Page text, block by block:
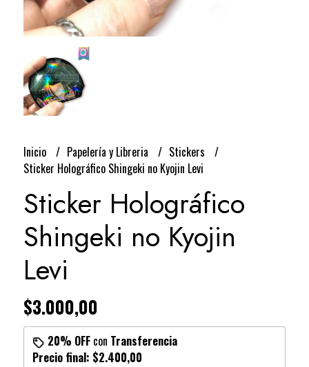
Inicio Papelería y Libreria
Stickers
Sticker Holográfico Shingeki no Kyojin Levi
Sticker Holográfico
Shingeki no Kyojin
Levi
$3.000,00
20% OFFcon Transferencia
Precio final: $2.400,00